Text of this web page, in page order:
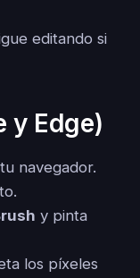
editando si
y Edge)
navegador.
y pinta
los píxeles